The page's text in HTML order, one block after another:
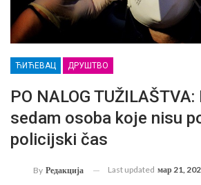
ЋИЋЕВАЦ ДРУШТВО
PO NALOG
sedam osoba koje nisu
policijski čas
By Редакција Last updated мар 21,